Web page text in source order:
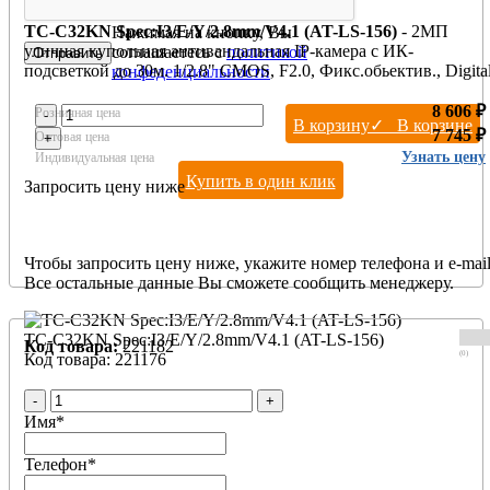
Нажимая на кнопку, Вы
соглашаетесь сполитикой
конфеденциальности
-
+
В корзину✓ В корзине
Купить в один клик
TC-C32KN Spec:I3/E/Y/2.8mm/V4.1 (AT-LS-156) - 2МП
уличная купольная антивандальная IP-камера с ИК-
подсветкой до 30м. 1/2.8" CMOS, F2.0, Фикс.обьектив.,
кнопка сброса, Защита IP67, IK10, PoE, Metal+Plastic
(макролон)
Розничная цена 8 606 ₽
Оптовая цена 7 745 ₽
Индивидуальная цена Узнать цену
Запросить цену ниже
Чтобы запросить цену ниже, укажите номер телефона и e-
Все остальные данные Вы сможете сообщить менеджеру.
TC-C32KN Spec:I3/E/Y/2.8mm/V4.1 (AT-LS-156)
Код товара: 221176
- +
Имя*
Телефон*
Код товара: 221182 (0)